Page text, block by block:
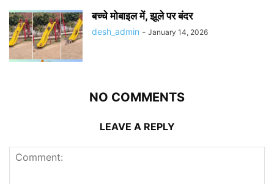
बच्चे मोबाइल में, झूले पर बंदर
desh_admin - January 14, 2026
NO COMMENTS
LEAVE A REPLY